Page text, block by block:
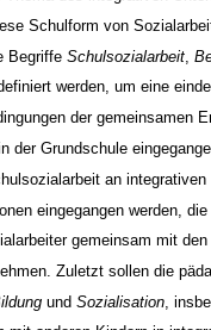
Schulform von
BegriffeSchulsozialarbeit
werden, um eine
der gemeinsamen
der Grundschule
an integrativen
eingegangen werden,
gemeinsam mit den
Zuletzt sollen die
undSozialisation,